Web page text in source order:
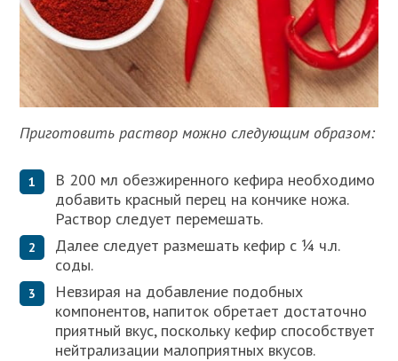
Приготовить раствор можно следующим образом:
В 200 мл обезжиренного кефира необходимо
добавить красный перец на кончике ножа.
Раствор следует перемешать.
Далее следует размешать кефир с ¼ ч.л.
соды.
Невзирая на добавление подобных
компонентов, напиток обретает достаточно
приятный вкус, поскольку кефир способствует
нейтрализации малоприятных вкусов.